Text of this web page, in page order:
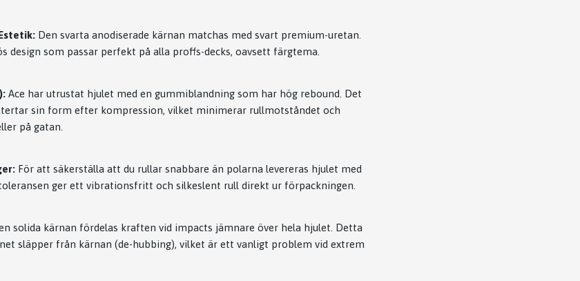
Den svarta anodiserade kärnan matchas med svart premium-uretan.
design som passar perfekt på alla proffs-decks, oavsett färgtema.
Ace har utrustat hjulet med en gummiblandning som har hög rebound. Det
sin form efter kompression, vilket minimerar rullmotståndet och
på gatan.
För att säkerställa att du rullar snabbare än polarna levereras hjulet med
toleransen ger ett vibrationsfritt och silkeslent rull direkt ur förpackningen.
solida kärnan fördelas kraften vid impacts jämnare över hela hjulet. Detta
släpper från kärnan (de-hubbing), vilket är ett vanligt problem vid extrem